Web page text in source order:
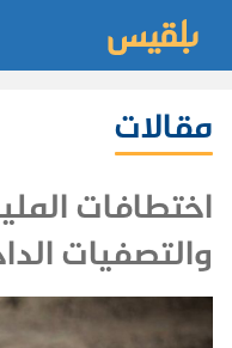
مقالات
اختطافات
والتصفيات